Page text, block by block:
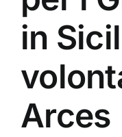
in
Arces